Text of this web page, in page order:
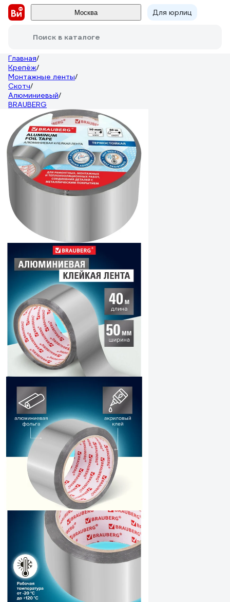
Москва Для юрлиц
Поиск в каталоге
Главная/
Крепёж/
Монтажные ленты/
Скотч/
Алюминиевый/
BRAUBERG